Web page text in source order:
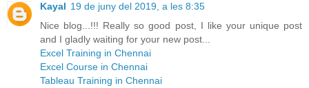
Kayal 19 de juny del 2019, a les 8:35
Nice blog...!!! Really so good post, I like your unique post
and I gladly waiting for your new post...
Excel Training in Chennai
Excel Course in Chennai
Tableau Training in Chennai